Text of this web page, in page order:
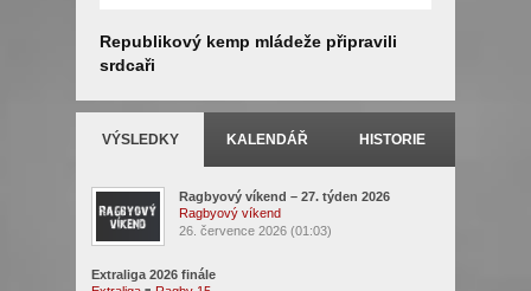
Republikový kemp mládeže připravili
srdcaři
VÝSLEDKY KALENDÁŘ HISTORIE
Ragbyový víkend – 27. týden 2026
Ragbyový víkend
26. července 2026 (01:03)
Extraliga 2026 finále